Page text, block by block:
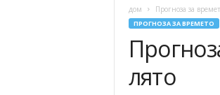
дом Прогноза за
ПРОГНОЗА ЗА ВРЕМЕТО
лято